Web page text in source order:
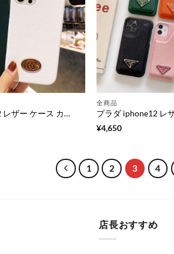
グッチ iphone12 レザー ケース カップル GUCCI iphone12mini/12プロ カバー ブランド コピー iphone11pro se ケース シンプル iphone11 iphoneテンエス ケース おしゃれ 韓国 iphonexs max ケータイカバー 大人 人気
全商品
¥4,650
1 2 3 4
店長おすすめ